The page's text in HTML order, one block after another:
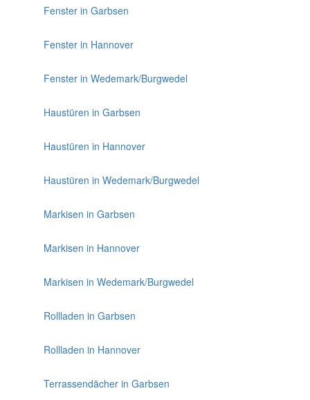
Fenster in Garbsen
Fenster in Hannover
Fenster in Wedemark/Burgwedel
Haustüren in Garbsen
Haustüren in Hannover
Haustüren in Wedemark/Burgwedel
Markisen in Garbsen
Markisen in Hannover
Markisen in Wedemark/Burgwedel
Rollladen in Garbsen
Rollladen in Hannover
Terrassendächer in Garbsen